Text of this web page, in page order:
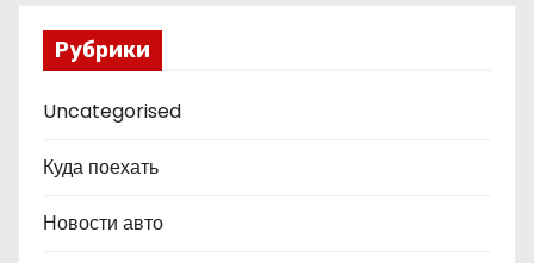
Рубрики
Uncategorised
Куда поехать
Новости авто